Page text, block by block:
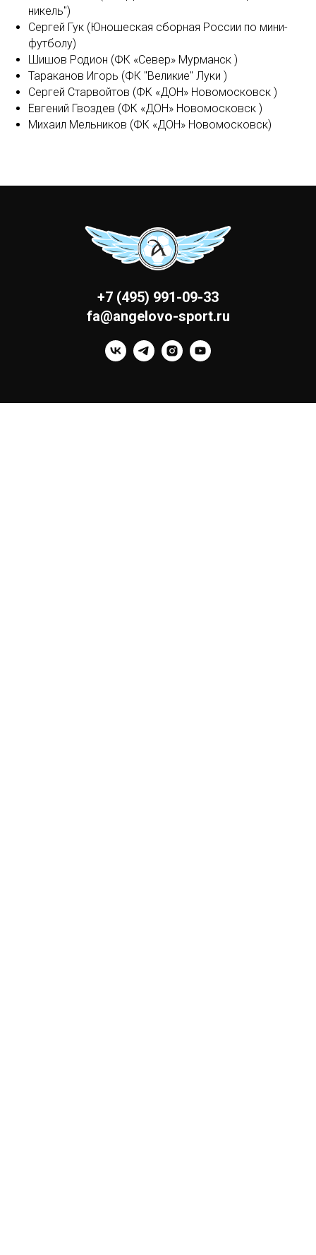
никель")
Сергей Гук (Юношеская сборная России по мини-
футболу)
Шишов Родион (ФК «Север» Мурманск )
Тараканов Игорь (ФК "Великие" Луки )
Сергей Старвойтов (ФК «ДОН» Новомосковск )
Евгений Гвоздев (ФК «ДОН» Новомосковск )
Михаил Мельников (ФК «ДОН» Новомосковск)
+7 (495) 991-09-33
fa@angelovo-sport.ru